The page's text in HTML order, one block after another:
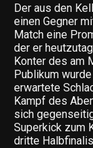
Der aus den
einen Gegner
Match eine
der er
Konter des am
Publikum
erwartete
Kampf des
sich
Superkick zum
dritte